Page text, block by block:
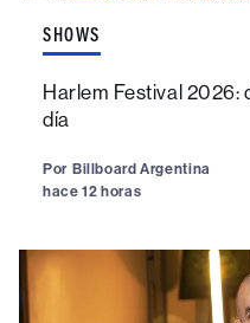
SHOWS
Harlem Festival 2026:
día
Por Billboard Argentina
hace 12 horas